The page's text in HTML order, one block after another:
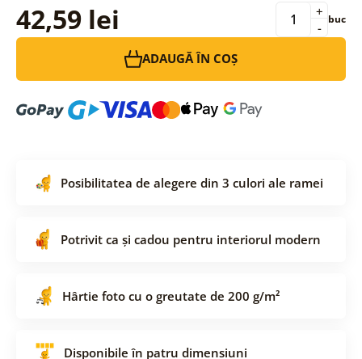
42,59 lei -
+ buc
ADAUGĂ ÎN COȘ
Posibilitatea de alegere din 3 culori ale ramei
Potrivit ca și cadou pentru interiorul modern
Hârtie foto cu o greutate de 200 g/m²
Disponibile în patru dimensiuni